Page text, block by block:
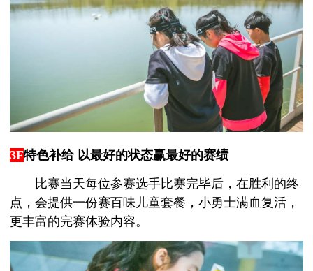
3F特色补给 以最好的状态赢最好的赛绩
比赛当天每位参赛选手比赛完毕后，在胜利的终
点，会提供一份赛百味儿童套餐，小勇士满血复活，
更丰富的完赛体验内容。